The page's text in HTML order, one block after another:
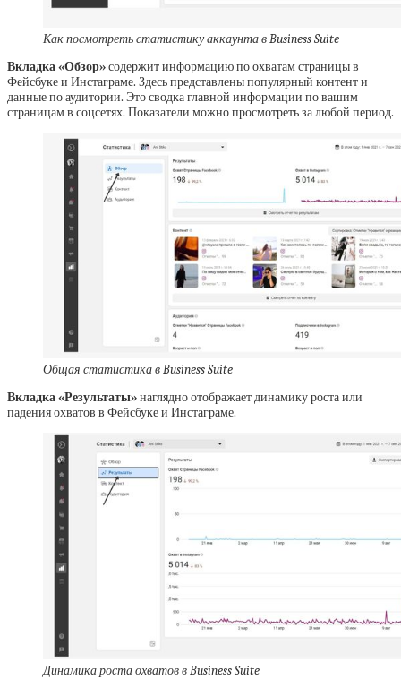
Как посмотреть статистику аккаунта в Business Suite
Вкладка «Обзор»содержит информацию по охватам страницы в
Фейсбуке и Инстаграме. Здесь представлены популярный контент и
данные по аудитории. Это сводка главной информации по вашим
страницам в соцсетях. Показатели можно просмотреть за любой период.
Общая статистика в Business Suite
Вкладка «Результаты»наглядно отображает динамику роста или
падения охватов в Фейсбуке и Инстаграме.
Динамика роста охватов в Business Suite